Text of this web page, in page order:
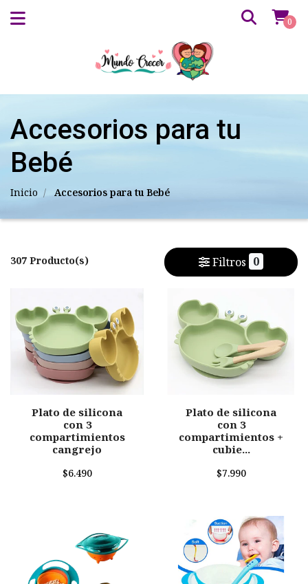
0
Accesorios para tu
Bebé
Inicio Accesorios para tu Bebé
307 Producto(s) Filtros 0
Plato de silicona
con 3
compartimientos
cangrejo
$6.490
Plato de silicona
con 3
compartimientos +
cubie...
$7.990